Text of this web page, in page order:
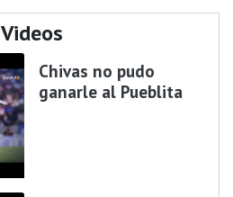
Videos
Chivas no pudo
ganarle al Pueblita